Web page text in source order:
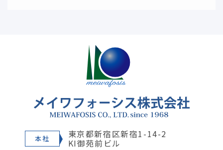
本社 東京都新宿区新宿1-14-2
KI御苑前ビル